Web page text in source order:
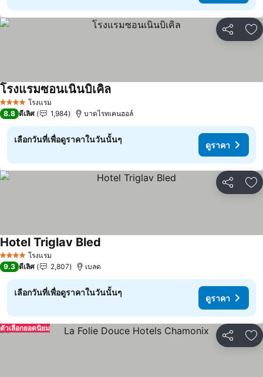
แชร์ เ
4 ดาว โรงแรม
โรงแรมซอนเนินบิเคิลดูราคา
8.8 ดีเลิศ 1,984 บาดไรทเคนฮอล์
เลือกวันที่เพื่อดูราคาในวันนั้นๆ
ดูราคา
แชร์ เ
4 ดาว โรงแรม
Hotel Triglav Bled
9.3 ดีเลิศ 2,807 เบลด
เลือกวันที่เพื่อดูราคาในวันนั้นๆ
ดูราคา
แชร์ เ
ตัวเลือกยอดนิยม